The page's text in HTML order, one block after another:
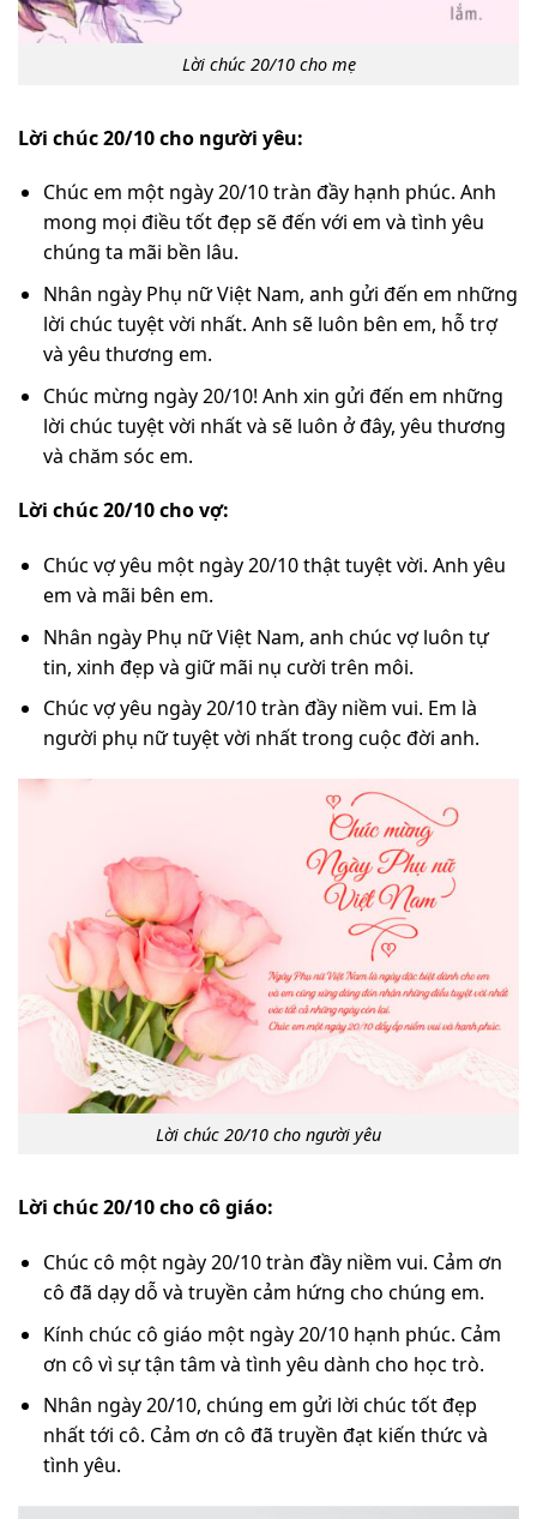
Lời chúc 20/10 cho mẹ
Lời chúc 20/10 cho người yêu:
Chúc em một ngày 20/10 tràn đầy hạnh phúc. Anh
mong mọi điều tốt đẹp sẽ đến với em và tình yêu
chúng ta mãi bền lâu.
Nhân ngày Phụ nữ Việt Nam, anh gửi đến em những
lời chúc tuyệt vời nhất. Anh sẽ luôn bên em, hỗ trợ
và yêu thương em.
Chúc mừng ngày 20/10! Anh xin gửi đến em những
lời chúc tuyệt vời nhất và sẽ luôn ở đây, yêu thương
và chăm sóc em.
Lời chúc 20/10 cho vợ:
Chúc vợ yêu một ngày 20/10 thật tuyệt vời. Anh yêu
em và mãi bên em.
Nhân ngày Phụ nữ Việt Nam, anh chúc vợ luôn tự
tin, xinh đẹp và giữ mãi nụ cười trên môi.
Chúc vợ yêu ngày 20/10 tràn đầy niềm vui. Em là
người phụ nữ tuyệt vời nhất trong cuộc đời anh.
Lời chúc 20/10 cho người yêu
Lời chúc 20/10 cho cô giáo:
Chúc cô một ngày 20/10 tràn đầy niềm vui. Cảm ơn
cô đã dạy dỗ và truyền cảm hứng cho chúng em.
Kính chúc cô giáo một ngày 20/10 hạnh phúc. Cảm
ơn cô vì sự tận tâm và tình yêu dành cho học trò.
Nhân ngày 20/10, chúng em gửi lời chúc tốt đẹp
nhất tới cô. Cảm ơn cô đã truyền đạt kiến thức và
tình yêu.